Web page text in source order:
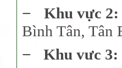
−
Khu vực
Bình Tân, Tân
−
Khu vưc 3: